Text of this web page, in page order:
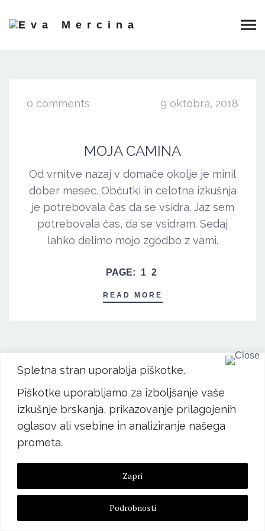
Spletna stran uporablja piškotke.
Piškotke uporabljamo za izboljšanje vaše
izkušnje brskanja, prikazovanje prilagojenih
oglasov ali vsebine in analiziranje našega
prometa.
Podrobnosti
Zapri
0 comments 9 oktobra, 2018
MOJA CAMINA
Od vrnitve nazaj v domače okolje je minil
dober mesec. Občutki in celotna izkušnja
je potrebovala čas da se vsidra. Jaz sem
potrebovala čas, da se vsidram. Sedaj
lahko delimo mojo zgodbo z vami.
PAGE: 1 2
READ MORE
KONTAKT: eva@evamercina.com
Vse pravice pridržane. © Eva Mercina 2022 ｜Eva
Mercina s.p.
Splošni pogoji｜GDPR